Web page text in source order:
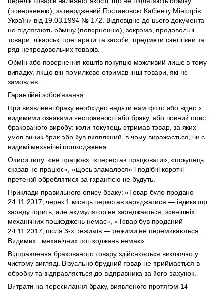
(поверненню), затверджений Постановою Кабінету Міністрів
України від 19.03.1994 № 172. Відповідно до цього документа
не підлягають обміну (поверненню), зокрема, продовольчі
товари, лікарські препарати та засоби, предмети сангігієни та
ряд непродовольчих товарів.
Обмін або повернення коштів покупцю можливий лише в тому
випадку, якщо він помилково отримав інші товари, які не
замовляв.
Гарантійні зобов'язання:
При виявленні браку необхідно надати нам фото або відео з
видимими ознаками несправності або браку, або повний опис
бракованого виробу: коли покупець отримав товар, за яких
умов виник брак або був виявлений, в чому виражається, чи є
видимі механічні пошкодження.
Описи типу: «не працює», «перестав працювати», «покупець
сказав не працює», «щось зламалося» і подібні короткі
претензії оброблятися за гарантією не будуть.
Приклади правильного опису браку: «Товар було продано
24.11.2017, через 1 місяць перестав заряджатися — індикатор
заряду горить, але акумулятор не заряджається, зовнішніх
механічних пошкоджень немає», «Товар був проданий
24.11.2017, після 3-х режимів — режими не перемикаються.
Видимих механічних пошкоджень немає».
Відправлення бракованого товару здійснюється виключно у
чистому вигляді. Візуально брудний товар не приймається в
обробку та відправляється до відправника за його рахунок.
Витрати на пересилання браку, виявленого протягом 14